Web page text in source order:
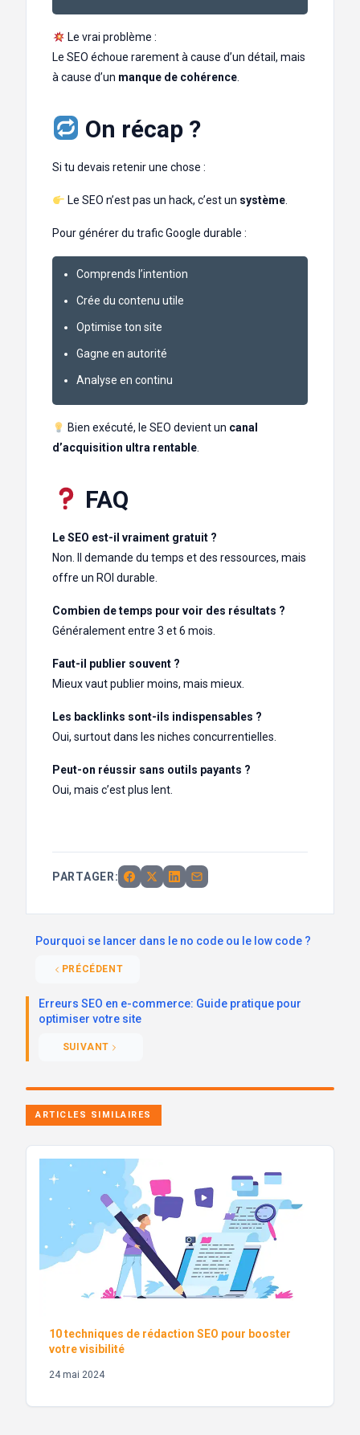
Le vrai problème :
Le SEO échoue rarement à cause d’un détail, mais
à cause d’un manque de cohérence.
On récap ?
Si tu devais retenir une chose :
Le SEO n’est pas un hack, c’est un système.
Pour générer du trafic Google durable :
Comprends l’intention
Crée du contenu utile
Optimise ton site
Gagne en autorité
Analyse en continu
Bien exécuté, le SEO devient un canal
d’acquisition ultra rentable.
FAQ
Le SEO est-il vraiment gratuit ?
Non. Il demande du temps et des ressources, mais
offre un ROI durable.
Combien de temps pour voir des résultats ?
Généralement entre 3 et 6 mois.
Faut-il publier souvent ?
Mieux vaut publier moins, mais mieux.
Les backlinks sont-ils indispensables ?
Oui, surtout dans les niches concurrentielles.
Peut-on réussir sans outils payants ?
Oui, mais c’est plus lent.
PARTAGER:
Pourquoi se lancer dans le no code ou le low code ?
PRÉCÉDENT
Erreurs SEO en e-commerce: Guide pratique pour
optimiser votre site
SUIVANT
ARTICLES SIMILAIRES
10 techniques de rédaction SEO pour booster
votre visibilité
24 mai 2024